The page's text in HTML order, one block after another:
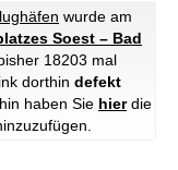
wurde am
Soest – Bad
18203 mal
dorthin defekt
haben Sie hierdie